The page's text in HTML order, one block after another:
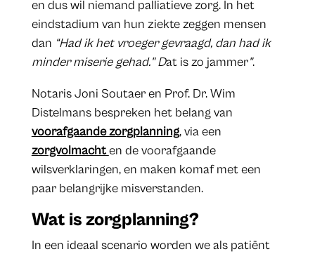
en dus wil niemand palliatieve zorg. In het
eindstadium van hun ziekte zeggen mensen
dan “Had ik het vroeger gevraagd, dan had ik
minder miserie gehad." Dat is zo jammer".
Notaris Joni Soutaer en Prof. Dr. Wim
Distelmans bespreken het belang van
voorafgaande zorgplanning, via een
zorgvolmachten de voorafgaande
wilsverklaringen, en maken komaf met een
paar belangrijke misverstanden.
Wat is zorgplanning?
In een ideaal scenario worden we als patiënt